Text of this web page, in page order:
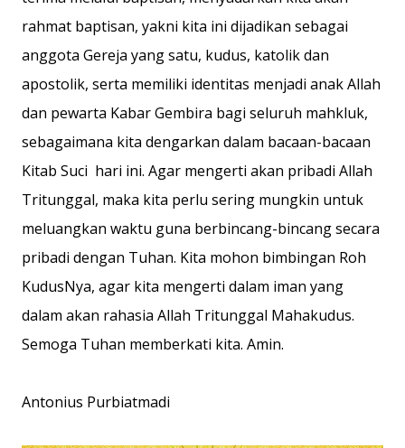
rahmat baptisan, yakni kita ini dijadikan sebagai
anggota Gereja yang satu, kudus, katolik dan
apostolik, serta memiliki identitas menjadi anak Allah
dan pewarta Kabar Gembira bagi seluruh mahkluk,
sebagaimana kita dengarkan dalam bacaan-bacaan
Kitab Suci hari ini. Agar mengerti akan pribadi Allah
Tritunggal, maka kita perlu sering mungkin untuk
meluangkan waktu guna berbincang-bincang secara
pribadi dengan Tuhan. Kita mohon bimbingan Roh
KudusNya, agar kita mengerti dalam iman yang
dalam akan rahasia Allah Tritunggal Mahakudus.
Semoga Tuhan memberkati kita. Amin.
Antonius Purbiatmadi